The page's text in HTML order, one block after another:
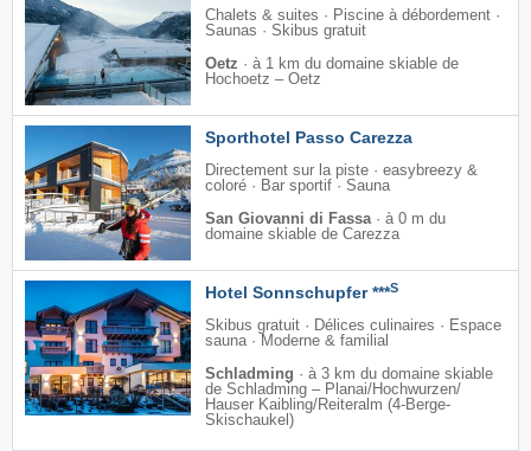
Chalets & suites · Piscine à débordement ·
Saunas · Skibus gratuit
Oetz · à 1 km du domaine skiable de
Hochoetz – Oetz
Sporthotel Passo Carezza
Directement sur la piste · easybreezy &
coloré · Bar sportif · Sauna
San Giovanni di Fassa · à 0 m du
domaine skiable de Carezza
Hotel Sonnschupfer ***S
Skibus gratuit · Délices culinaires · Espace
sauna · Moderne & familial
Schladming · à 3 km du domaine skiable
de Schladming – Planai/​Hochwurzen/​
Hauser Kaibling/​Reiteralm (4-Berge-
Skischaukel)